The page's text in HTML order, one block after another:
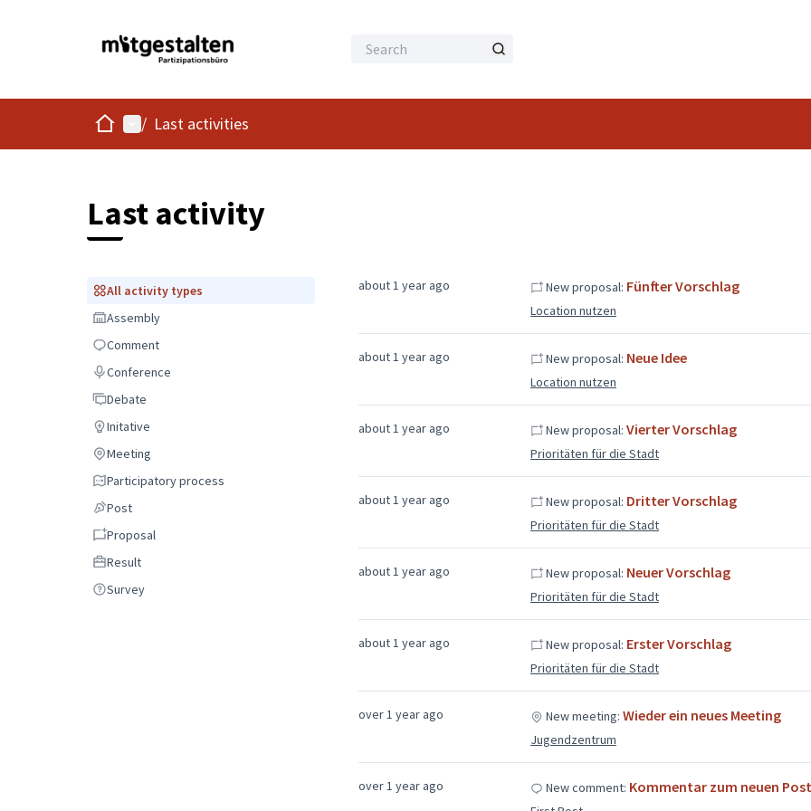
HomeMain menu
/ Last activities
Last activity
All activity types
All activity types
Assembly
Assembly
Comment
Comment
Conference
Conference
DebateDebate
Initative
Initative
Meeting
Meeting
Participatory process
Participatory process
PostPost
Proposal
Proposal
ResultResult
SurveySurvey
about 1 year ago New proposal: Fünfter Vorschlag
Location nutzen
about 1 year ago New proposal: Neue Idee
Location nutzen
about 1 year ago New proposal: Vierter Vorschlag
Prioritäten für die Stadt
about 1 year ago New proposal: Dritter Vorschlag
Prioritäten für die Stadt
about 1 year ago New proposal: Neuer Vorschlag
Prioritäten für die Stadt
about 1 year ago New proposal: Erster Vorschlag
Prioritäten für die Stadt
over 1 year ago New meeting: Wieder ein neues Meeting
Jugendzentrum
over 1 year ago New comment: Kommentar zum neuen